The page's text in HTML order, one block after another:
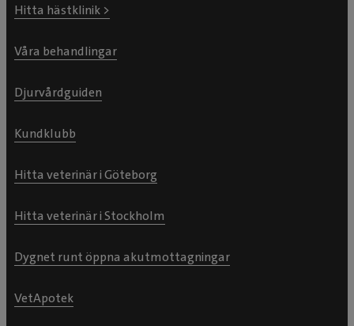
Hitta hästklinik >
Våra behandlingar
Djurvårdguiden
Kundklubb
Hitta veterinär i Göteborg
Hitta veterinär i Stockholm
Dygnet runt öppna akutmottagningar
VetApotek